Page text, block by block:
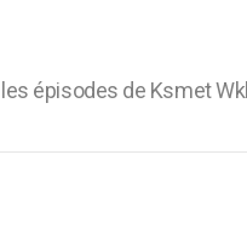
épisodes de Ksmet